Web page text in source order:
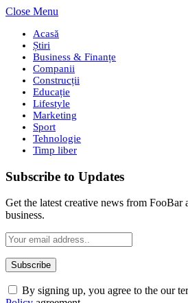
Close Menu
Acasă
Știri
Business & Finanțe
Companii
Construcții
Educație
Lifestyle
Marketing
Sport
Tehnologie
Timp liber
Subscribe to Updates
Get the latest creative news from FooBar
business.
By signing up, you agree to the our